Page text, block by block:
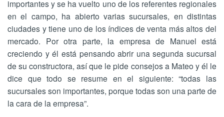
importantes y se ha vuelto uno de los referentes regionales
en el campo, ha abierto varias sucursales, en distintas
ciudades y tiene uno de los índices de venta más altos del
mercado. Por otra parte, la empresa de Manuel está
creciendo y él está pensando abrir una segunda sucursal
de su constructora, así que le pide consejos a Mateo y él le
dice que todo se resume en el siguiente: “todas las
sucursales son importantes, porque todas son una parte de
la cara de la empresa”.